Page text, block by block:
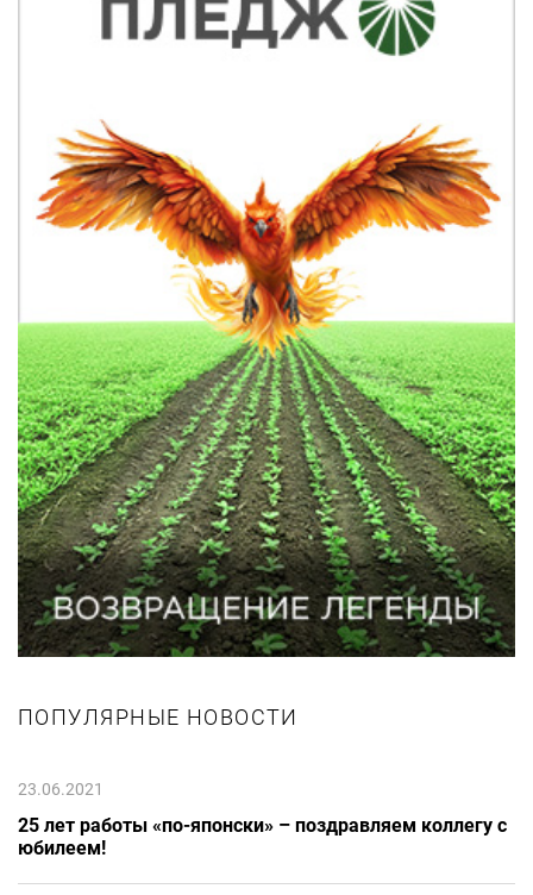
ПОПУЛЯРНЫЕ НОВОСТИ
23.06.2021
25 лет работы «по-японски» – поздравляем коллегу с
юбилеем!